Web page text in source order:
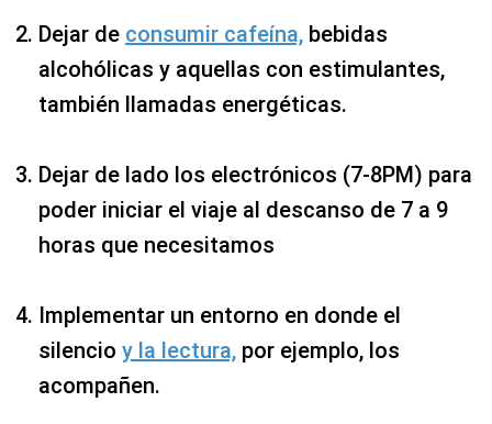
Dejar de consumir cafeína, bebidas
alcohólicas y aquellas con estimulantes,
también llamadas energéticas.
Dejar de lado los electrónicos (7-8PM) para
poder iniciar el viaje al descanso de 7 a 9
horas que necesitamos
Implementar un entorno en donde el
silencio y la lectura, por ejemplo, los
acompañen.